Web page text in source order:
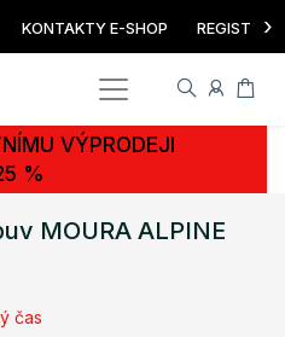
KONTAKTY E-SHOP ›
VÝPRODEJI
%
MOURA ALPINE
čas